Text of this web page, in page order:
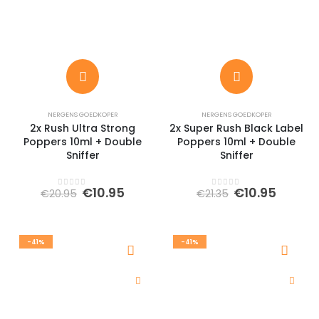
NERGENS GOEDKOPER
2x Rush Ultra Strong
Poppers 10ml + Double
Sniffer
0out of 5
€20.95 Oorspronkelijke
€10.95
NERGENS GOEDKOPER
2x Super Rush Black Label
Poppers 10ml + Double
Sniffer
0out of 5
€21.35 €10.95
-41% -41%